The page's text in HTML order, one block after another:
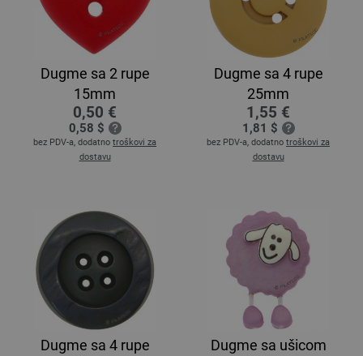
Dugme sa 2 rupe
15mm
0,50 €
0,58 $
bez PDV-a, dodatno troškovi za
dostavu
Dugme sa 4 rupe
25mm
1,55 €
1,81 $
bez PDV-a, dodatno troškovi za
dostavu
Dugme sa 4 rupe
Dugme sa ušicom